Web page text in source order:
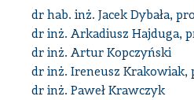
dr hab. inż. Jacek Dybała,
dr inż. Arkadiusz Hajduga,
dr inż. Artur Kopczyński
dr inż. Ireneusz Krakowiak,
dr inż. Paweł Krawczyk